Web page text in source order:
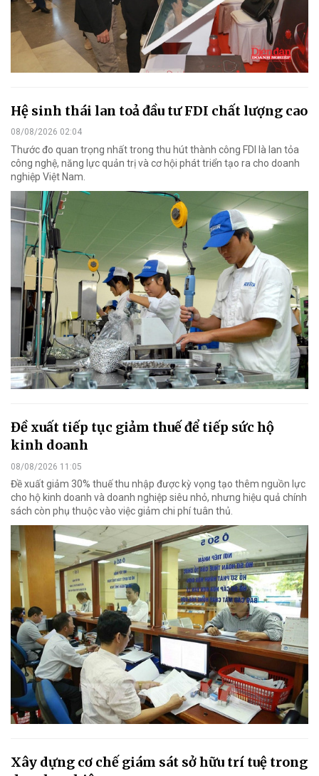
Hệ sinh thái lan toả đầu tư FDI chất lượng cao
08/08/2026 02:04
Thước đo quan trọng nhất trong thu hút thành công FDI là lan tỏa
công nghệ, năng lực quản trị và cơ hội phát triển tạo ra cho doanh
nghiệp Việt Nam.
Đề xuất tiếp tục giảm thuế để tiếp sức hộ
kinh doanh
08/08/2026 11:05
Đề xuất giảm 30% thuế thu nhập được kỳ vọng tạo thêm nguồn lực
cho hộ kinh doanh và doanh nghiệp siêu nhỏ, nhưng hiệu quả chính
sách còn phụ thuộc vào việc giảm chi phí tuân thủ.
Xây dựng cơ chế giám sát sở hữu trí tuệ trong